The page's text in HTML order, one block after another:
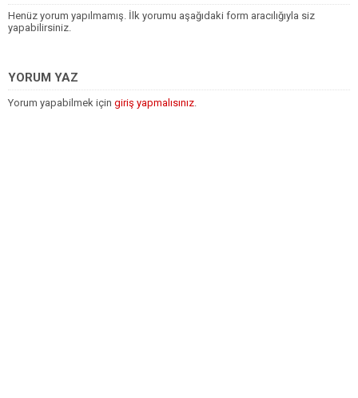
Henüz yorum yapılmamış. İlk yorumu aşağıdaki form aracılığıyla siz
yapabilirsiniz.
YORUM YAZ
Yorum yapabilmek için giriş yapmalısınız